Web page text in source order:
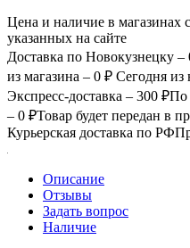
Цена и наличие в магазинах
указанных на сайте
Доставка по Новокузнецку –
из магазина – 0 ₽ Сегодня из
Экспресс-доставка – 300 ₽По
– 0 ₽Товар будет передан в
Курьерская доставка по РФ
Описание
Отзывы
Задать вопрос
Наличие